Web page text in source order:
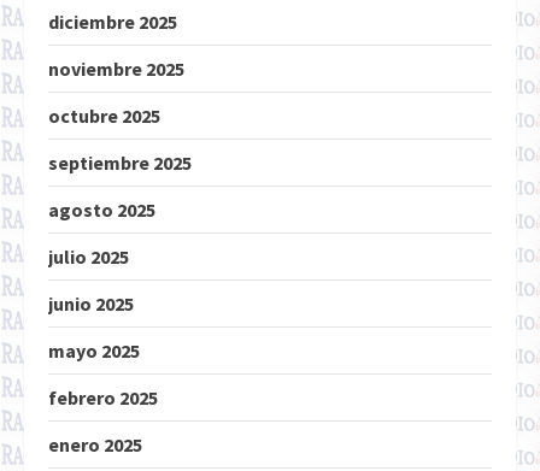
diciembre 2025
noviembre 2025
octubre 2025
septiembre 2025
agosto 2025
julio 2025
junio 2025
mayo 2025
febrero 2025
enero 2025